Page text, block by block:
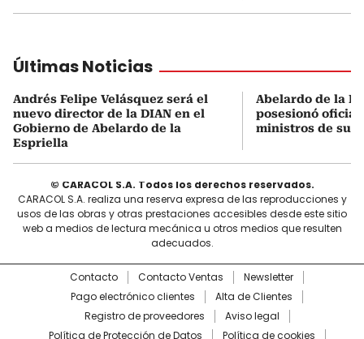
Últimas Noticias
Andrés Felipe Velásquez será el
nuevo director de la DIAN en el
Gobierno de Abelardo de la
Espriella
Abelardo de la
posesionó
ministros de su
© CARACOL S.A. Todos los derechos reservados.
CARACOL S.A. realiza una reserva expresa de las reproducciones y
usos de las obras y otras prestaciones accesibles desde este sitio
web a medios de lectura mecánica u otros medios que resulten
adecuados.
Contacto Contacto Ventas
Newsletter
Pago electrónico clientes
Alta de Clientes
Registro de proveedores
Aviso legal
Política de Protección de Datos
Política de cookies